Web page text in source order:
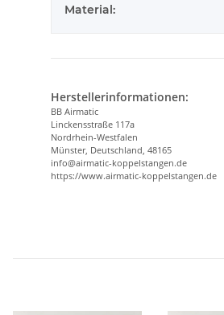
Material:
Herstellerinformationen:
BB Airmatic
Linckensstraße 117a
Nordrhein-Westfalen
Münster, Deutschland, 48165
info@airmatic-koppelstangen.de
https://www.airmatic-koppelstangen.de